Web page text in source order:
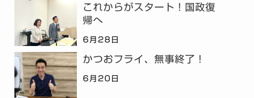
これからがスタート！国政復
帰へ
6月28日
かつおフライ、無事終了！
6月20日